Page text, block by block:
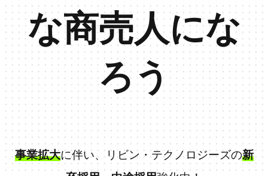
な商売人にな
ろう
事業拡大に伴い、リビン・テクノロジーズの新